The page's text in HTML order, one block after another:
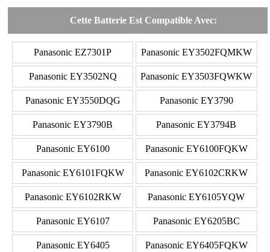
Cette Batterie Est Compatible Avec:
Panasonic EZ7301P Panasonic EY3502FQMKW
Panasonic EY3502NQ Panasonic EY3503FQWKW
Panasonic EY3550DQG Panasonic EY3790
Panasonic EY3790B Panasonic EY3794B
Panasonic EY6100 Panasonic EY6100FQKW
Panasonic EY6101FQKW Panasonic EY6102CRKW
Panasonic EY6102RKW Panasonic EY6105YQW
Panasonic EY6107 Panasonic EY6205BC
Panasonic EY6405 Panasonic EY6405FQKW